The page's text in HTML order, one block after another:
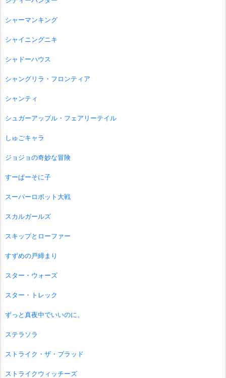
シャーマンキング
シャイニングニキ
シャドーハウス
シャングリラ・フロンティア
シャンティ
シュガーアップル・フェアリーテイル
しゅごキャラ
ジョジョの奇妙な冒険
すーぱーそに子
スーパーロボット大戦
スカルガールズ
スキップとローファー
すずめの戸締まり
スター・ウォーズ
スター・トレック
ずっと真夜中でいいのに。
ステラソラ
ストライク・ザ・ブラッド
ストライクウィッチーズ